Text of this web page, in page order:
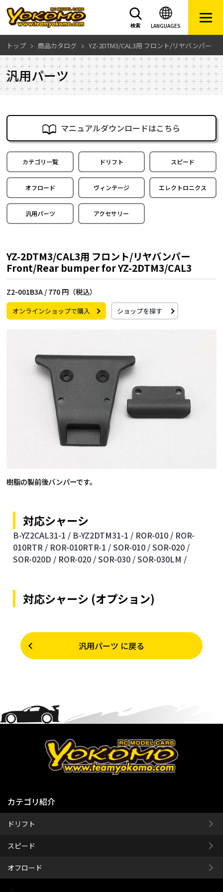
LANGUAGES
検索
トップ 商品カタログ YZ-2DTM3/CAL3用 フロント/リヤバンパー
汎用パーツ
マニュアルダウンロードはこちら
カテゴリ一覧 ドリフト スピード
オフロード ヴィンテージ エレクトロニクス
汎用パーツ アクセサリー
YZ-2DTM3/CAL3用 フロント/リヤバンパー
Front/Rear bumper for YZ-2DTM3/CAL3
Z2-001B3A / 770 円（税込）
オンラインショップで購入 ショップを探す
樹脂の製前後バンパーです。
対応シャーシ
B-YZ2CAL31-1 / B-YZ2DTM31-1 / ROR-010 / ROR-
010RTR / ROR-010RTR-1 /SOR-010 /SOR-020 /
SOR-020D / ROR-020 /SOR-030 /SOR-030LM /
対応シャーシ (オプション)
汎用パーツ に戻る
カテゴリ紹介
ドリフト
スピード
オフロード